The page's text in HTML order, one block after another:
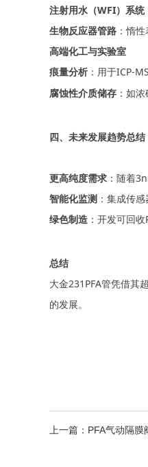
注射用水（WFI）系统
生物反应器管路 ：惰
高端化工与实验室
痕量分析 ：用于ICP-
腐蚀性介质储存 ：如
四、未来发展趋势总结
更高纯度需求 ：随着
智能化监测 ：集成传
绿色制造 ：开发可回
总结
大金231PFA管凭借其
的发展。
上一篇：PFA气动隔